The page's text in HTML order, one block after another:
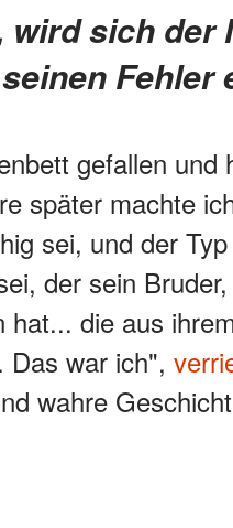
Fehler
gefallen und
später machte
sei, und der
der sein
die aus
Das war ich",
wahre